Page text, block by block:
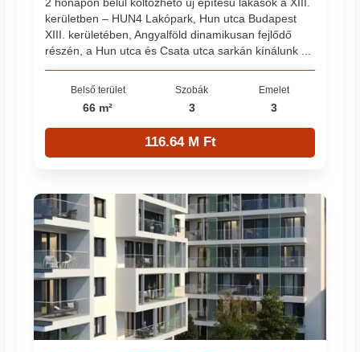
kerületben – HUN4 Lakópark, Hun utca Budapest
XIII. kerületében, Angyalföld dinamikusan fejlődő
részén, a Hun utca és Csata utca sarkán kínálunk ...
Belső terület
66 m²
Szobák
3
Emelet
3
116.64 M Ft